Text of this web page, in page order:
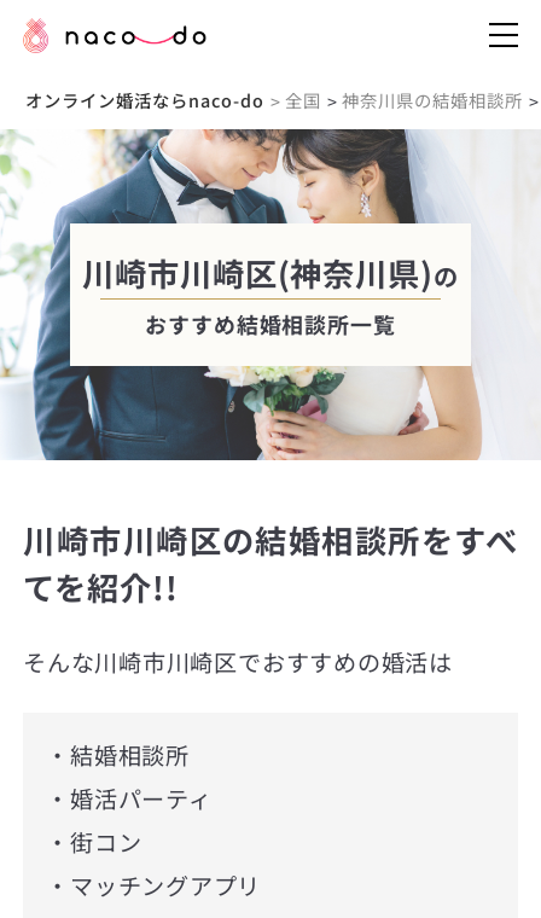
オンライン婚活ならnaco-do > 全国 > 神奈川県の結婚相談所 >
川崎市川崎区(神奈川県)の
おすすめ結婚相談所一覧
川崎市川崎区の結婚相談所をすべ
てを紹介!!
そんな川崎市川崎区でおすすめの婚活は
・結婚相談所
・婚活パーティ
・街コン
・マッチングアプリ